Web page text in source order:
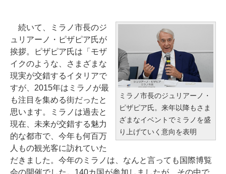
ミラノ市長のジュリアーノ・
ピザピア氏。来年以降もさま
ざまなイベントでミラノを盛
り上げていく意向を表明
続いて、ミラノ市長のジ
ュリアーノ・ピザピア氏が
挨拶。ピザピア氏は「モザ
イクのような、さまざまな
現実が交錯するイタリアで
すが、2015年はミラノが最
も注目を集める街だったと
思います。ミラノは過去と
現在、未来が交錯する魅力
的な都市で、今年も何百万
人もの観光客に訪れていた
だきました。今年のミラノは、なんと言っても国際博覧